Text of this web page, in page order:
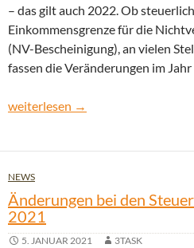
– das gilt auch 2022. Ob
Einkommensgrenze für die
(NV-Bescheinigung), an vielen
fassen die Veränderungen im
Änderungen bei den Steuer- und
weiterlesen →
NEWS
Änderungen bei den
2021
5. JANUAR 2021 3TASK